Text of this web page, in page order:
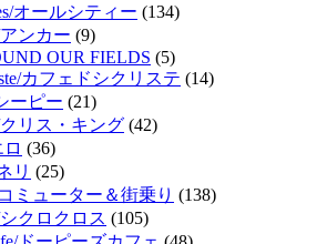
オールシティー (134)
ンカー (9)
OUR FIELDS (5)
カフェドシクリステ (14)
ーピー (21)
リス・キング (42)
(36)
リ (25)
ミューター＆街乗り (138)
クロクロス (105)